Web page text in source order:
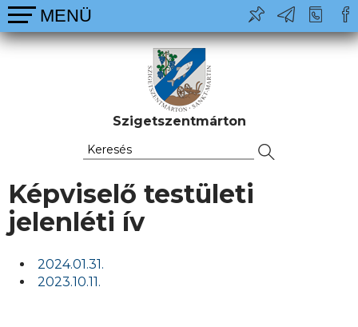
Szigetszentmárton
Képviselő testületi
jelenléti ív
2024.01.31.
2023.10.11.